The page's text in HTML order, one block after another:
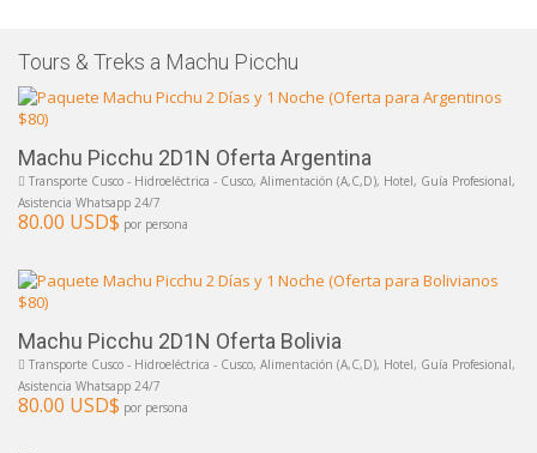
Tours & Treks a Machu Picchu
Machu Picchu 2D1N Oferta Argentina
Transporte Cusco - Hidroeléctrica - Cusco, Alimentación (A,C,D), Hotel, Guía Profesional,
Asistencia Whatsapp 24/7
80.00 USD$ por persona
Machu Picchu 2D1N Oferta Bolivia
Transporte Cusco - Hidroeléctrica - Cusco, Alimentación (A,C,D), Hotel, Guía Profesional,
Asistencia Whatsapp 24/7
80.00 USD$ por persona